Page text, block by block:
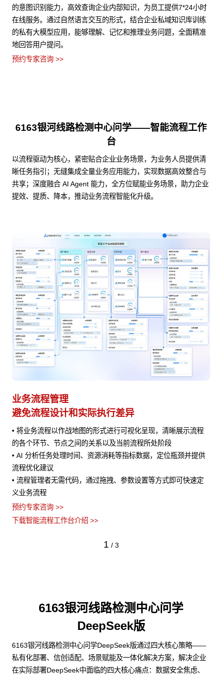
的意图识别能力，高效查询企业内部知识，为员工提供7*24小时
在线服务。通过自然语言交互的形式，结合企业私域知识库训练
的私有大模型应用，能够理解、记忆和推理业务问题，全面精准
地回答用户提问。
预约专家咨询 >>
6163银河线路检测中心问学——智能流程工作
台
以流程驱动为核心，紧密贴合企业业务场景，为业务人员提供清
晰任务指引；无缝集成全量业务应用能力，实现数据高效整合与
共享；深度融合 AI Agent 能力，全方位赋能业务场景，助力企业
提效、提质、降本，推动业务流程智能化升级。
业务流程管理
避免流程设计和实际执行差异
• 将业务流程以作战地图的形式进行可视化呈现，清晰展示流程
的各个环节、节点之间的关系以及当前流程所处阶段
• AI 分析任务处理时间、资源消耗等指标数据，定位瓶颈并提供
流程优化建议
• 流程管理者无需代码，通过拖拽、参数设置等方式即可快速定
义业务流程
预约专家咨询 >>
下载智能流程工作台介绍 >>
1 / 3
6163银河线路检测中心问学
DeepSeek版
6163银河线路检测中心问学DeepSeek版通过四大核心策略——
私有化部署、信创适配、场景赋能及一体化解决方案，解决企业
在实际部署DeepSeek中面临的四大核心痛点：数据安全焦虑、